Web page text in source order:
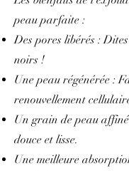
peau parfaite :
Des pores libérés :
noirs !
Une peau régénérée :
renouvellement
Un grain de peau
douce et lisse.
Une meilleure